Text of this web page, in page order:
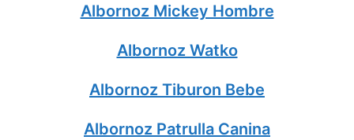
Albornoz Mickey Hombre
Albornoz Watko
Albornoz Tiburon Bebe
Albornoz Patrulla Canina